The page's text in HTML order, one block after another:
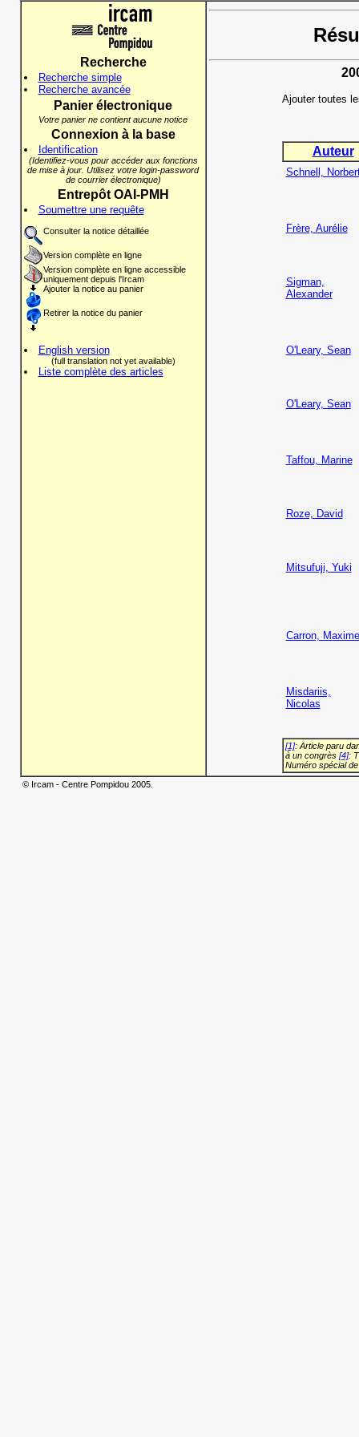
Recherche
Recherche simple
Recherche avancée
Panier électronique
Votre panier ne contient aucune notice
Connexion à la base
Identification
(Identifiez-vous pour accéder aux fonctions
de mise à jour. Utilisez votre login-password
de courrier électronique)
Entrepôt OAI-PMH
Soumettre une requête
Consulter la notice détaillée
Version complète en ligne
Version complète en ligne accessible
uniquement depuis l'Ircam
Ajouter la notice au panier
Retirer la notice du panier
English version
(full translation not yet available)
Liste complète des articles
Ajouter toutes
Auteur
Schnell,
Frère, Aurélie
Sigman,
Alexander
O'Leary, Sean
O'Leary, Sean
Taffou, Marine
Roze, David
Mitsufuji, Yuki
Carron, Maxime
Misdariis,
Nicolas
[1]: Article paru
à un congrès [4]:
Numéro spécial
© Ircam - Centre Pompidou 2005.